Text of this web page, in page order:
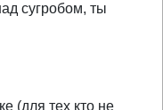
сугробом, ты
(для тех кто не